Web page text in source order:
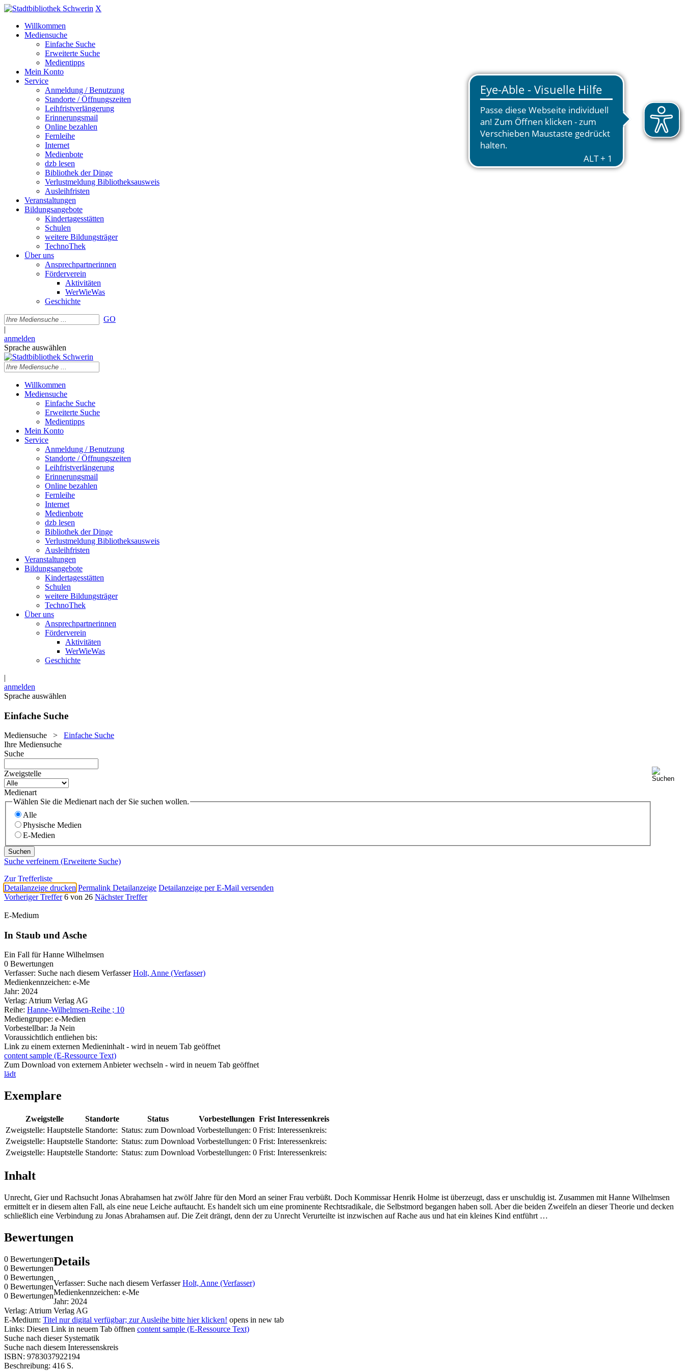
X
Willkommen
Mediensuche
Einfache Suche
Erweiterte Suche
Medientipps
Mein Konto
Service
Anmeldung / Benutzung
Standorte / Öffnungszeiten
Leihfristverlängerung
Erinnerungsmail
Online bezahlen
Fernleihe
Internet
Medienbote
dzb lesen
Bibliothek der Dinge
Verlustmeldung Bibliotheksausweis
Ausleihfristen
Veranstaltungen
Bildungsangebote
Kindertagesstätten
Schulen
weitere Bildungsträger
TechnoThek
Über uns
Ansprechpartnerinnen
Förderverein
Aktivitäten
WerWieWas
Geschichte
GO
|
anmelden
Sprache auswählen
Willkommen
Mediensuche
Einfache Suche
Erweiterte Suche
Medientipps
Mein Konto
Service
Anmeldung / Benutzung
Standorte / Öffnungszeiten
Leihfristverlängerung
Erinnerungsmail
Online bezahlen
Fernleihe
Internet
Medienbote
dzb lesen
Bibliothek der Dinge
Verlustmeldung Bibliotheksausweis
Ausleihfristen
Veranstaltungen
Bildungsangebote
Kindertagesstätten
Schulen
weitere Bildungsträger
TechnoThek
Über uns
Ansprechpartnerinnen
Förderverein
Aktivitäten
WerWieWas
Geschichte
|
anmelden
Sprache auswählen
Einfache Suche
Mediensuche > Einfache Suche
Ihre Mediensuche
Suche
Zweigstelle
Medienart
Wählen Sie die Medienart nach der Sie suchen wollen.
Alle
Physische Medien
E-Medien
Suche verfeinern (Erweiterte Suche)
Zur Trefferliste
Detailanzeige drucken Permalink Detailanzeige Detailanzeige per E-Mail versenden
Vorheriger Treffer 6 von 26 Nächster Treffer
E-Medium
In Staub und Asche
Ein Fall für Hanne Wilhelmsen
0 Bewertungen
Verfasser: Suche nach diesem Verfasser Holt, Anne (Verfasser)
Medienkennzeichen: e-Me
Jahr: 2024
Verlag: Atrium Verlag AG
Reihe: Hanne-Wilhelmsen-Reihe ; 10
Mediengruppe: e-Medien
Vorbestellbar: Ja Nein
Voraussichtlich entliehen bis:
Link zu einem externen Medieninhalt - wird in neuem Tab geöffnet
content sample (E-Ressource Text)
Zum Download von externem Anbieter wechseln - wird in neuem Tab geöffnet
lädt
Exemplare
Zweigstelle Standorte Status Vorbestellungen Frist Interessenkreis
Zweigstelle: Hauptstelle Standorte: Status: zum Download Vorbestellungen: 0 Frist: Interessenkreis:
Zweigstelle: Hauptstelle Standorte: Status: zum Download Vorbestellungen: 0 Frist: Interessenkreis:
Zweigstelle: Hauptstelle Standorte: Status: zum Download Vorbestellungen: 0 Frist: Interessenkreis:
Inhalt
Unrecht, Gier und Rachsucht Jonas Abrahamsen hat zwölf Jahre für den Mord an seiner Frau verbüßt. Doch Kommissar Henrik Holme ist überzeugt, dass er unschuldig ist. Zusammen mit Hanne Wilhelmsen
ermittelt er in diesem alten Fall, als eine neue Leiche auftaucht. Es handelt sich um eine prominente Rechtsradikale, die Selbstmord begangen haben soll. Aber die beiden Zweifeln an dieser Theorie und decken
schließlich eine Verbindung zu Jonas Abrahamsen auf. Die Zeit drängt, denn der zu Unrecht Verurteilte ist inzwischen auf Rache aus und hat ein kleines Kind entführt …
Bewertungen
0 Bewertungen
0 Bewertungen
0 Bewertungen
0 Bewertungen
0 Bewertungen
Details
Verfasser: Suche nach diesem Verfasser Holt, Anne (Verfasser)
Medienkennzeichen: e-Me
Jahr: 2024
Verlag: Atrium Verlag AG
E-Medium: Titel nur digital verfügbar; zur Ausleihe bitte hier klicken! opens in new tab
Links: Diesen Link in neuem Tab öffnen content sample (E-Ressource Text)
Suche nach dieser Systematik
Suche nach diesem Interessenskreis
ISBN: 9783037922194
Beschreibung: 416 S.